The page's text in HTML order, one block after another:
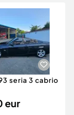
seria 3 cabrio
eur